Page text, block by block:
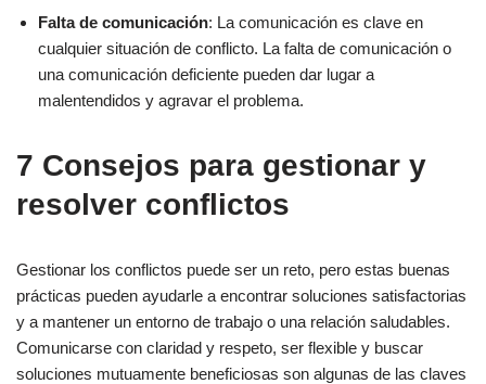
Falta de comunicación: La comunicación es clave en
cualquier situación de conflicto. La falta de comunicación o
una comunicación deficiente pueden dar lugar a
malentendidos y agravar el problema.
7 Consejos para gestionar y
resolver conflictos
Gestionar los conflictos puede ser un reto, pero estas buenas
prácticas pueden ayudarle a encontrar soluciones satisfactorias
y a mantener un entorno de trabajo o una relación saludables.
Comunicarse con claridad y respeto, ser flexible y buscar
soluciones mutuamente beneficiosas son algunas de las claves